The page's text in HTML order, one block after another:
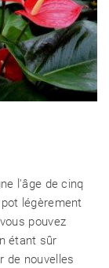
l'âge de cinq
légèrement
pouvez
étant sûr
de nouvelles